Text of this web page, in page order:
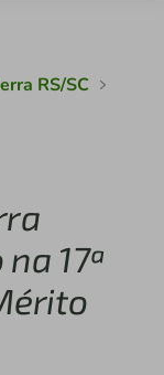
RS/SC
17ª